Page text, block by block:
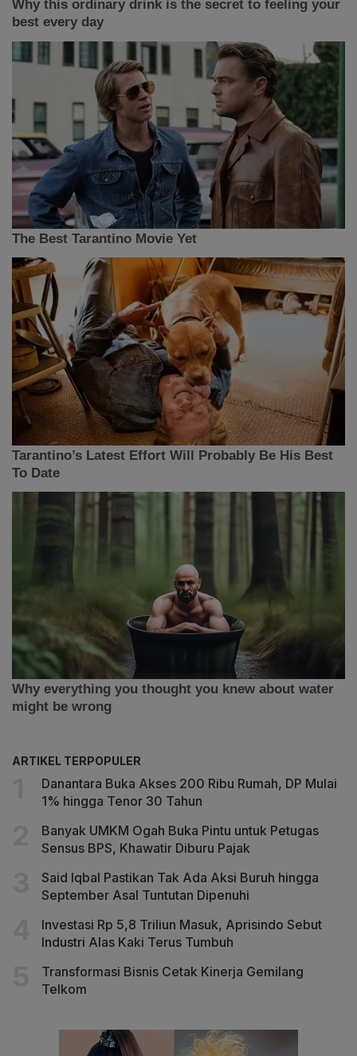
ARTIKEL TERPOPULER
Danantara Buka Akses 200 Ribu Rumah, DP Mulai
1% hingga Tenor 30 Tahun
Banyak UMKM Ogah Buka Pintu untuk Petugas
Sensus BPS, Khawatir Diburu Pajak
Said Iqbal Pastikan Tak Ada Aksi Buruh hingga
September Asal Tuntutan Dipenuhi
Investasi Rp 5,8 Triliun Masuk, Aprisindo Sebut
Industri Alas Kaki Terus Tumbuh
Transformasi Bisnis Cetak Kinerja Gemilang
Telkom